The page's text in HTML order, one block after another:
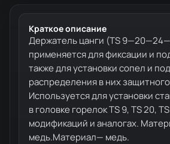
Краткое описание
Держатель цанги (TS
применяется для фиксации и
также для установки сопел и
распределения в них защитного
Используется для установки
в головке горелок TS 9, TS 20,
модификаций и аналогах.
медь.Материал— медь.